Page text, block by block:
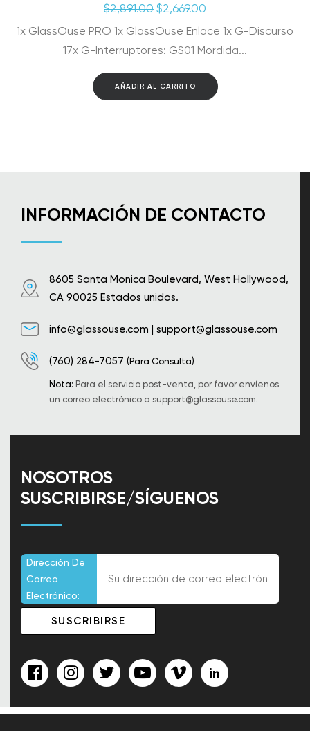
$2,891.00 El
original
era:
$2,669.00
actual
es:
1x GlassOuse PRO 1x GlassOuse Enlace 1x G-Discurso
17x G-Interruptores: GS01 Mordida...
AÑADIR AL CARRITO
INFORMACIÓN DE CONTACTO
8605 Santa Monica Boulevard, West Hollywood,
CA 90025 Estados unidos.
info@glassouse.com | support@glassouse.com
(760) 284-7057 (Para Consulta)
Nota: Para el servicio post-venta, por favor envíenos
un correo electrónico a support@glassouse.com.
NOSOTROS
SUSCRIBIRSE/SÍGUENOS
Dirección De
Correo
Electrónico: